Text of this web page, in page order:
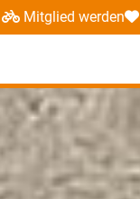
Mitglied werden